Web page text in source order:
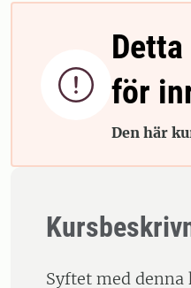
 för
Den här
Syftet med